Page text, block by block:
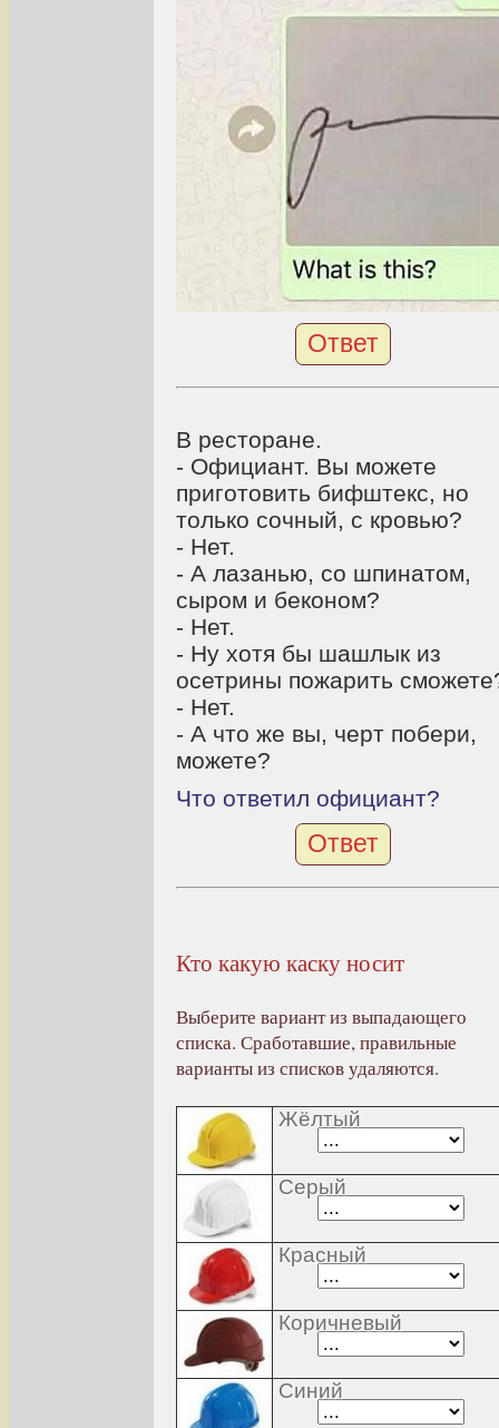
Ответ
В ресторане.
- Официант. Вы можете
приготовить бифштекс, но
только сочный, с кровью?
- Нет.
- А лазанью, со шпинатом,
сыром и беконом?
- Нет.
- Ну хотя бы шашлык из
осетрины пожарить
- Нет.
- А что же вы, черт побери,
можете?
Что ответил официант?
Ответ
Кто какую каску носит
Выберите вариант из выпадающего
списка. Сработавшие, правильные
варианты из списков удаляются.
Жёлтый
Серый
Красный
Коричневый
Синий